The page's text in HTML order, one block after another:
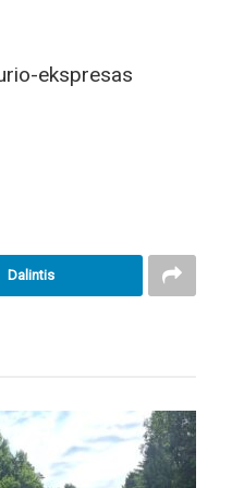
ekspresas
Dalintis